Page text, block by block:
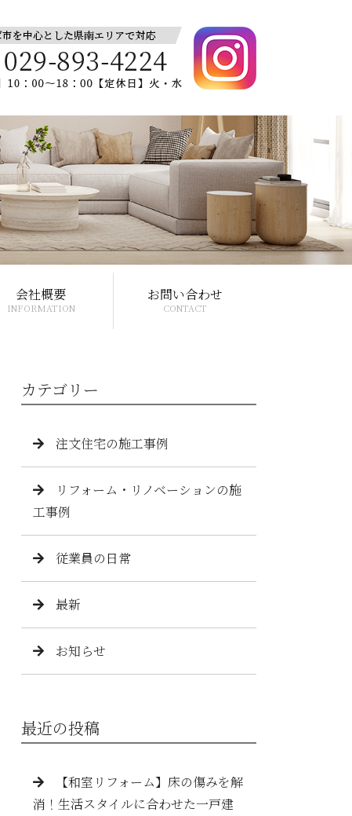
会社概要
INFORMATION
お問い合わせ
CONTACT
カテゴリー
注文住宅の施工事例
リフォーム・リノベーションの施
工事例
従業員の日常
最新
お知らせ
最近の投稿
【和室リフォーム】床の傷みを解
消！生活スタイルに合わせた一戸建